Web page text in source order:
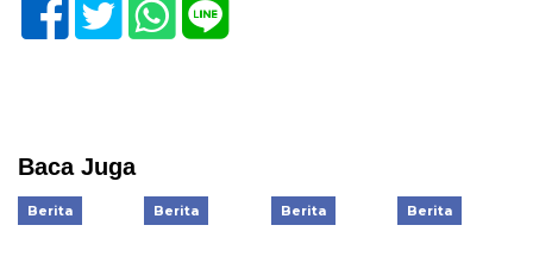
Baca Juga
Berita Berita Berita Berita